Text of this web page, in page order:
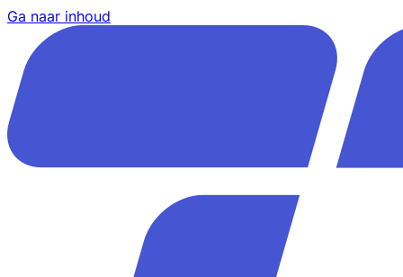
Ga naar inhoud